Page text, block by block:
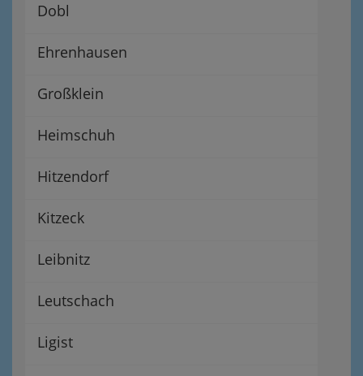
Dobl
Ehrenhausen
Großklein
Heimschuh
Hitzendorf
Kitzeck
Leibnitz
Leutschach
Ligist